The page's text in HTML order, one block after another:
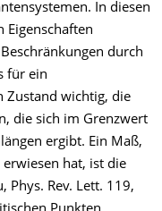
In diesen
Eigenschaften
durch
für ein
Zustand wichtig, die
die sich im Grenzwert
ergibt. Ein Maß,
hat, ist die
Phys. Rev. Lett. 119,